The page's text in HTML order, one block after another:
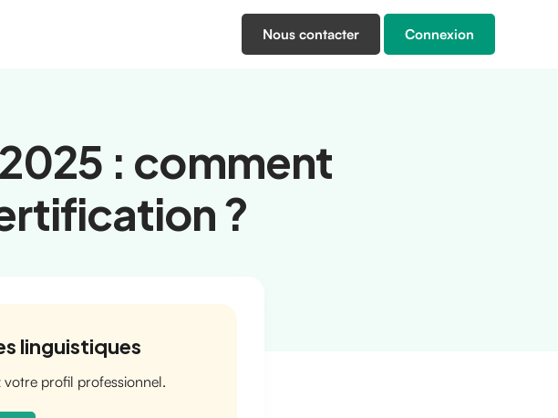
Nous contacter Connexion
: comment
?
linguistiques
votre profil professionnel.